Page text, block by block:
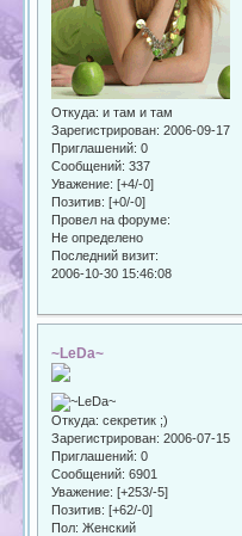
Откуда: и там и там
Зарегистрирован: 2006-09-17
Приглашений: 0
Сообщений: 337
Уважение: [+4/-0]
Позитив: [+0/-0]
Провел на форуме:
Не определено
Последний визит:
2006-10-30 15:46:08
~LeDa~
Откуда: секретик ;)
Зарегистрирован: 2006-07-15
Приглашений: 0
Сообщений: 6901
Уважение: [+253/-5]
Позитив: [+62/-0]
Пол: Женский